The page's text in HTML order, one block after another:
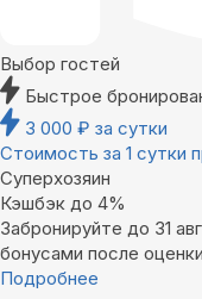
Выбор гостей
Быстрое
3 000 ₽ за сутки
Стоимость за 1 сутки
Суперхозяин
Кэшбэк до 4%
Забронируйте до 31
бонусами после
Подробнее